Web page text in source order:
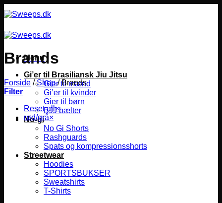
til
Menu
Gi’er til Brasiliansk Jiu Jitsu
Gier til mænd
Gi’er til kvinder
Gier til børn
BJJ bælter
No-gi
No Gi Shorts
Rashguards
Spats og kompressionsshorts
Streetwear
Hoodies
SPORTSBUKSER
Sweatshirts
T-Shirts
Brands
Forside / Shop /Brands
Filter
Reset all×
rød/grå×